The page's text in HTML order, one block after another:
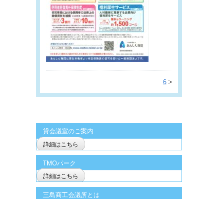
6>
貸会議室のご案内
詳細はこちら
TMOパーク
詳細はこちら
三島商工会議所とは